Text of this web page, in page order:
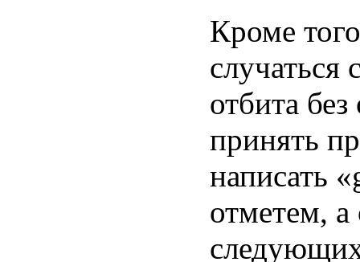
Кроме
случаться
отбита
принять
написать
отметем, а